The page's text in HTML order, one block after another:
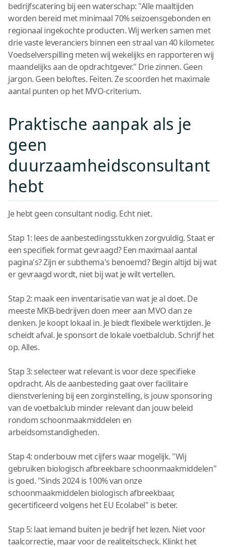
bedrijfscatering bij een waterschap: "Alle maaltijden
worden bereid met minimaal 70% seizoensgebonden en
regionaal ingekochte producten. Wij werken samen met
drie vaste leveranciers binnen een straal van 40 kilometer.
Voedselverspilling meten wij wekelijks en rapporteren wij
maandelijks aan de opdrachtgever." Drie zinnen. Geen
jargon. Geen beloftes. Feiten. Ze scoorden het maximale
aantal punten op het MVO-criterium.
Praktische aanpak als je
geen
duurzaamheidsconsultant
hebt
Je hebt geen consultant nodig. Echt niet.
Stap 1: lees de aanbestedingsstukken zorgvuldig. Staat er
een specifiek format gevraagd? Een maximaal aantal
pagina's? Zijn er subthema's benoemd? Begin altijd bij wat
er gevraagd wordt, niet bij wat je wilt vertellen.
Stap 2: maak een inventarisatie van wat je al doet. De
meeste MKB-bedrijven doen meer aan MVO dan ze
denken. Je koopt lokaal in. Je biedt flexibele werktijden. Je
scheidt afval. Je sponsort de lokale voetbalclub. Schrijf het
op. Alles.
Stap 3: selecteer wat relevant is voor deze specifieke
opdracht. Als de aanbesteding gaat over facilitaire
dienstverlening bij een zorginstelling, is jouw sponsoring
van de voetbalclub minder relevant dan jouw beleid
rondom schoonmaakmiddelen en
arbeidsomstandigheden.
Stap 4: onderbouw met cijfers waar mogelijk. "Wij
gebruiken biologisch afbreekbare schoonmaakmiddelen"
is goed. "Sinds 2024 is 100% van onze
schoonmaakmiddelen biologisch afbreekbaar,
gecertificeerd volgens het EU Ecolabel" is beter.
Stap 5: laat iemand buiten je bedrijf het lezen. Niet voor
taalcorrectie, maar voor de realiteitscheck. Klinkt het